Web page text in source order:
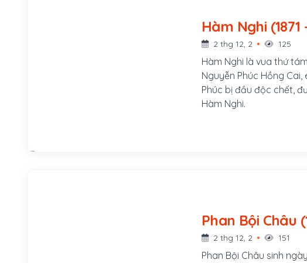
Hàm Nghi
2 thg 12, 2 125
Hàm Nghi là vua thứ
Nguyễn Phúc Hồng Cai,
Phúc bị đầu độc chết,
Hàm Nghi.
2 thg 12, 2 151
Phan Bội Châu sinh